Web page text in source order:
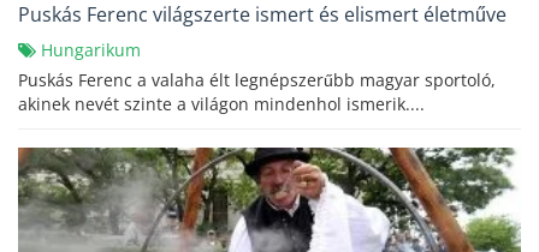
Puskás Ferenc világszerte ismert és elismert életműve
Hungarikum
Puskás Ferenc a valaha élt legnépszerűbb magyar sportoló,
akinek nevét szinte a világon mindenhol ismerik....